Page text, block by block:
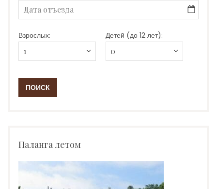
Взрослых: Детей (до 12 лет):
Паланга летом